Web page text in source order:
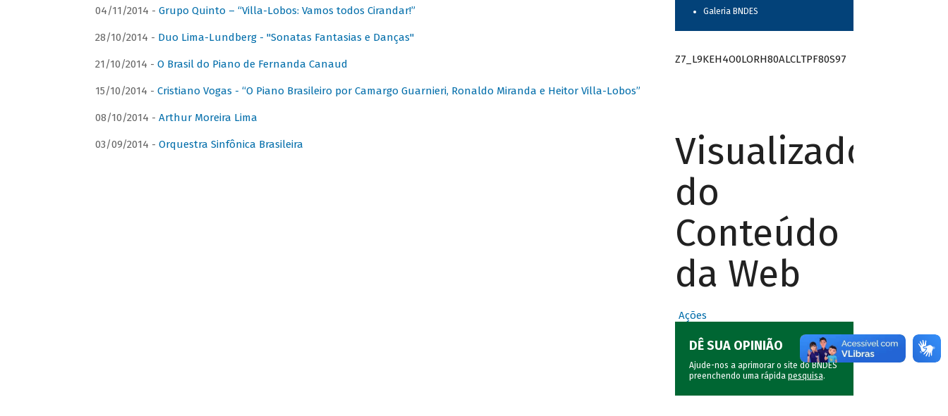
04/11/2014 - Grupo Quinto – “Villa-Lobos: Vamos todos Cirandar!”
28/10/2014 - Duo Lima-Lundberg - "Sonatas Fantasias e Danças"
21/10/2014 - O Brasil do Piano de Fernanda Canaud
15/10/2014 - Cristiano Vogas - “O Piano Brasileiro por Camargo Guarnieri, Ronaldo Miranda e Heitor Villa-Lobos”
08/10/2014 - Arthur Moreira Lima
03/09/2014 - Orquestra Sinfônica Brasileira
Galeria BNDES
Z7_L9KEH4O0LORH80ALCLTPF80S97
Visualizador
do
Conteúdo
da Web
Ações
DÊ SUA OPINIÃO
Ajude-nos a aprimorar o site do BNDES
preenchendo uma rápida pesquisa.